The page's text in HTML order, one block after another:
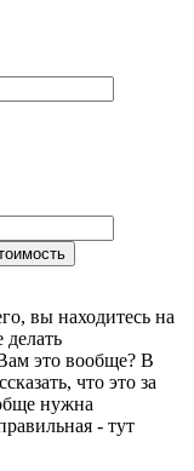
вы находитесь на
делать
это вообще? В
что это за
нужна
- тут